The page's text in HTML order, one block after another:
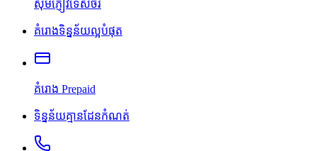
ស៊ីមភ្ញៀវទេសចរ
គំរោងទិន្នន័យល្អបំផុត
គំរោង Prepaid
ទិន្នន័យគ្មានដែនកំណត់